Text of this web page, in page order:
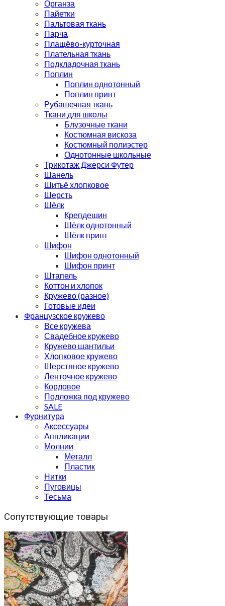
Органза
Пайетки
Пальтовая ткань
Парча
Плащёво-курточная
Плательная ткань
Подкладочная ткань
Поплин
Поплин однотонный
Поплин принт
Рубашечная ткань
Ткани для школы
Блузочные ткани
Костюмная вискоза
Костюмный полиэстер
Однотонные школьные
Трикотаж Джерси Футер
Шанель
Шитьё хлопковое
Шерсть
Шёлк
Крепдешин
Шёлк однотонный
Шёлк принт
Шифон
Шифон однотонный
Шифон принт
Штапель
Коттон и хлопок
Кружево (разное)
Готовые идеи
Французское кружево
Все кружева
Свадебное кружево
Кружево шантильи
Хлопковое кружево
Шерстяное кружево
Ленточное кружево
Кордовое
Подложка под кружево
SALE
Фурнитура
Аксессуары
Аппликации
Молнии
Металл
Пластик
Нитки
Пуговицы
Тесьма
Сопутствующие товары